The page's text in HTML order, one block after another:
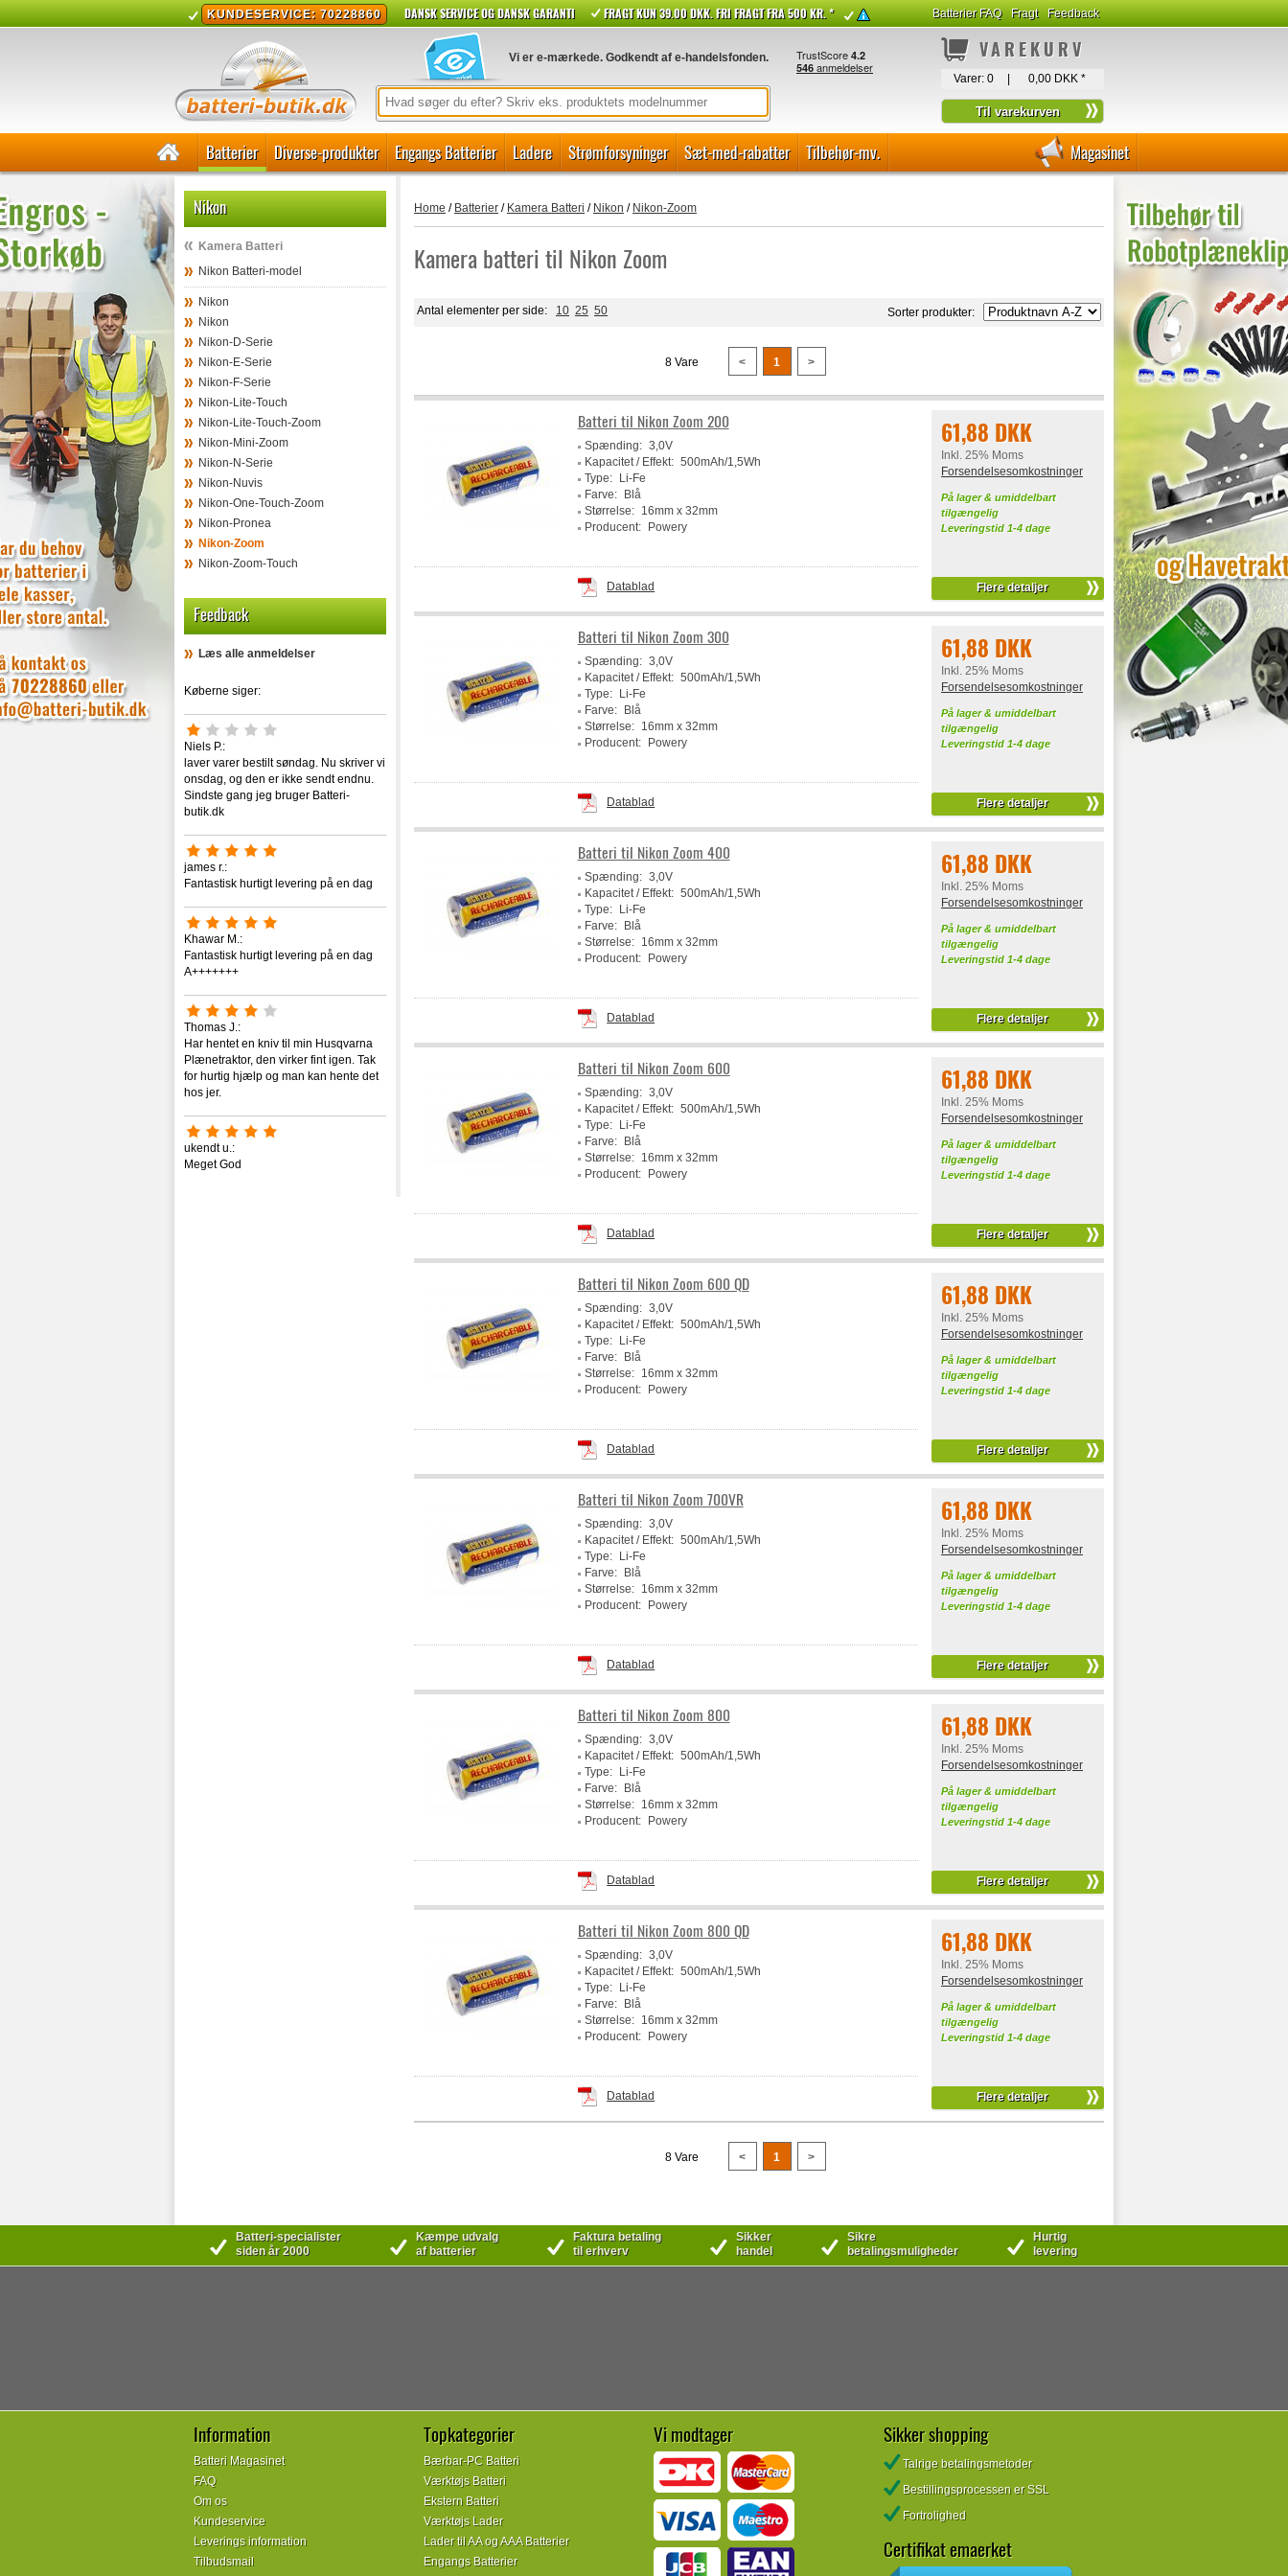
KUNDESERVICE: 70228860 DANSK SERVICE OG DANSK GARANTI FRAGT KUN 39.00 DKK. FRI FRAGT FRA 500 KR. * Batterier FAQ Fragt Feedback
Vi er e-mærkede. Godkendt af e-handelsfonden. VAREKURV
Varer: 0 0,00 DKK *
Batterier Diverse-produkter Engangs Batterier Ladere Strømforsyninger Sæt-med-rabatter Tilbehør-mv. Magasinet
Nikon
Kamera Batteri
Nikon Batteri-model
Nikon
Nikon
Nikon-D-Serie
Nikon-E-Serie
Nikon-F-Serie
Nikon-Lite-Touch
Nikon-Lite-Touch-Zoom
Nikon-Mini-Zoom
Nikon-N-Serie
Nikon-Nuvis
Nikon-One-Touch-Zoom
Nikon-Pronea
Nikon-Zoom
Nikon-Zoom-Touch
Feedback
Læs alle anmeldelser
Køberne siger:
Niels P.:
laver varer bestilt søndag. Nu skriver vi
onsdag, og den er ikke sendt endnu.
Sindste gang jeg bruger Batteri-
butik.dk
james r.:
Fantastisk hurtigt levering på en dag
Khawar M.:
Fantastisk hurtigt levering på en dag
A+++++++
Thomas J.:
Har hentet en kniv til min Husqvarna
Plænetraktor, den virker fint igen. Tak
for hurtig hjælp og man kan hente det
hos jer.
ukendt u.:
Meget God
Home / Batterier/ Kamera Batteri / Nikon / Nikon-Zoom
Kamera batteri til Nikon Zoom
Antal elementer per side: 10 25 50 Sorter produkter:
8 Vare < 1 >
61,88 DKK
Inkl. 25% Moms
Forsendelsesomkostninger
På lager & umiddelbart
tilgængelig
Leveringstid 1-4 dage
Flere detaljer
Batteri til Nikon Zoom 200
Spænding: 3,0V
Kapacitet / Effekt: 500mAh/1,5Wh
Type:
Li-Fe
Farve:
Blå
Størrelse:
16mm x 32mm
Producent:
Powery
Datablad
61,88 DKK
Inkl. 25% Moms
Forsendelsesomkostninger
På lager & umiddelbart
tilgængelig
Leveringstid 1-4 dage
Flere detaljer
Batteri til Nikon Zoom 300
Spænding: 3,0V
Kapacitet / Effekt: 500mAh/1,5Wh
Type:
Li-Fe
Farve:
Blå
Størrelse:
16mm x 32mm
Producent:
Powery
Datablad
61,88 DKK
Inkl. 25% Moms
Forsendelsesomkostninger
På lager & umiddelbart
tilgængelig
Leveringstid 1-4 dage
Flere detaljer
Batteri til Nikon Zoom 400
Spænding: 3,0V
Kapacitet / Effekt: 500mAh/1,5Wh
Type:
Li-Fe
Farve:
Blå
Størrelse:
16mm x 32mm
Producent:
Powery
Datablad
61,88 DKK
Inkl. 25% Moms
Forsendelsesomkostninger
På lager & umiddelbart
tilgængelig
Leveringstid 1-4 dage
Flere detaljer
Batteri til Nikon Zoom 600
Spænding: 3,0V
Kapacitet / Effekt: 500mAh/1,5Wh
Type:
Li-Fe
Farve:
Blå
Størrelse:
16mm x 32mm
Producent:
Powery
Datablad
61,88 DKK
Inkl. 25% Moms
Forsendelsesomkostninger
På lager & umiddelbart
tilgængelig
Leveringstid 1-4 dage
Flere detaljer
Batteri til Nikon Zoom 600 QD
Spænding: 3,0V
Kapacitet / Effekt: 500mAh/1,5Wh
Type:
Li-Fe
Farve:
Blå
Størrelse:
16mm x 32mm
Producent:
Powery
Datablad
61,88 DKK
Inkl. 25% Moms
Forsendelsesomkostninger
På lager & umiddelbart
tilgængelig
Leveringstid 1-4 dage
Flere detaljer
Batteri til Nikon Zoom 700VR
Spænding: 3,0V
Kapacitet / Effekt: 500mAh/1,5Wh
Type:
Li-Fe
Farve:
Blå
Størrelse:
16mm x 32mm
Producent:
Powery
Datablad
61,88 DKK
Inkl. 25% Moms
Forsendelsesomkostninger
På lager & umiddelbart
tilgængelig
Leveringstid 1-4 dage
Flere detaljer
Batteri til Nikon Zoom 800
Spænding: 3,0V
Kapacitet / Effekt: 500mAh/1,5Wh
Type:
Li-Fe
Farve:
Blå
Størrelse:
16mm x 32mm
Producent:
Powery
Datablad
61,88 DKK
Inkl. 25% Moms
Forsendelsesomkostninger
På lager & umiddelbart
tilgængelig
Leveringstid 1-4 dage
Flere detaljer
Batteri til Nikon Zoom 800 QD
Spænding: 3,0V
Kapacitet / Effekt: 500mAh/1,5Wh
Type:
Li-Fe
Farve:
Blå
Størrelse:
16mm x 32mm
Producent:
Powery
Datablad
8 Vare < 1 >
Batteri-specialister
siden år 2000
Kæmpe udvalg
af batterier
Faktura betaling
til erhverv
Sikker
handel
Sikre
betalingsmuligheder
Hurtig
levering
Information
Batteri Magasinet
FAQ
Om os
Kundeservice
Leverings information
Tilbudsmail
Topkategorier
Bærbar-PC Batteri
Værktøjs Batteri
Ekstern Batteri
Værktøjs Lader
Lader til AA og AAA Batterier
Engangs Batterier
Vi modtager Sikker shopping
Talrige betalingsmetoder
Bestillingsprocessen er SSL
Fortrolighed
Certifikat emaerket